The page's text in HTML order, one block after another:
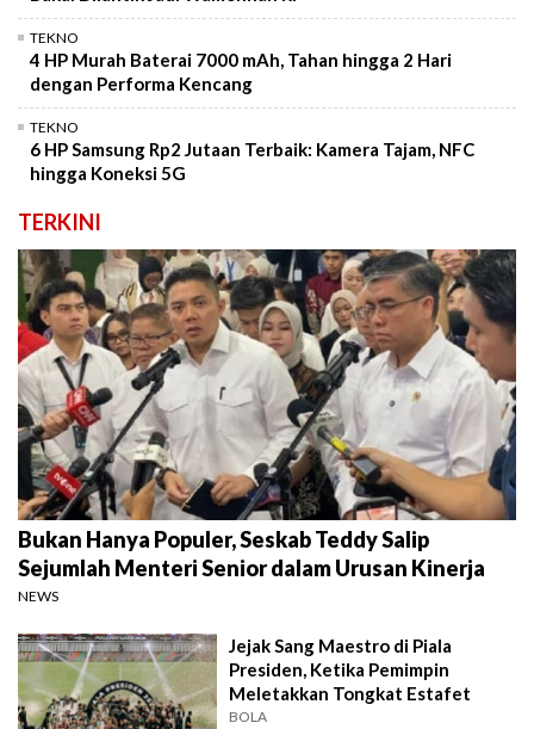
TEKNO
4 HP Murah Baterai 7000 mAh, Tahan hingga 2 Hari
dengan Performa Kencang
TEKNO
6 HP Samsung Rp2 Jutaan Terbaik: Kamera Tajam, NFC
hingga Koneksi 5G
TERKINI
Bukan Hanya Populer, Seskab Teddy Salip
Sejumlah Menteri Senior dalam Urusan Kinerja
NEWS
Jejak Sang Maestro di Piala
Presiden, Ketika Pemimpin
Meletakkan Tongkat Estafet
BOLA